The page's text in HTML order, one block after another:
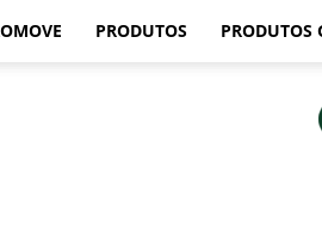
PRODUTOS PRODUTOS